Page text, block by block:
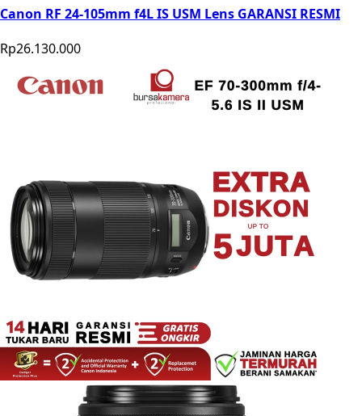
Canon RF 24-105mm f4L IS USM Lens GARANSI RESMI
Rp26.130.000